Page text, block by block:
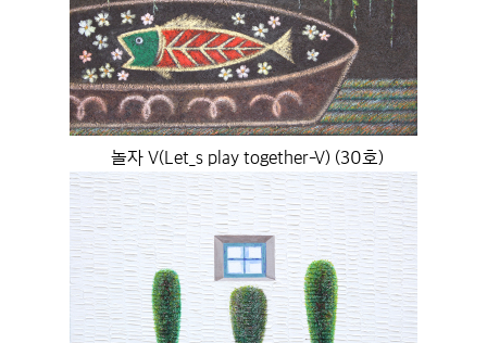
놀자 V(Let_s play together-V) (30호)